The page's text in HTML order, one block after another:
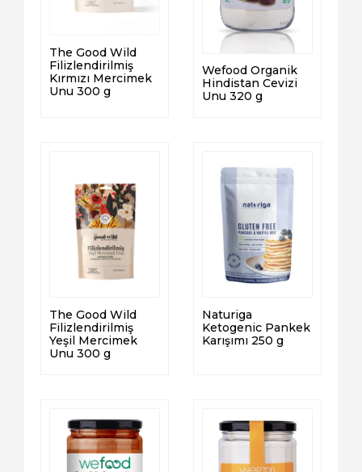
The Good Wild
Filizlendirilmiş
Kırmızı Mercimek
Unu 300 g
Wefood Organik
Hindistan Cevizi
Unu 320 g
The Good Wild
Filizlendirilmiş
Yeşil Mercimek
Unu 300 g
Naturiga
Ketogenic Pankek
Karışımı 250 g